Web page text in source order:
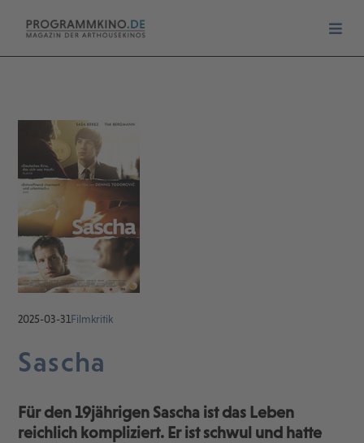
2025-03-31Filmkritik
Sascha
Für den 19jährigen Sascha ist das Leben
reichlich kompliziert. Er ist schwul und hatte